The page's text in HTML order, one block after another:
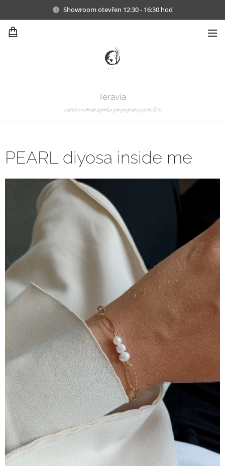
Showroom otevřen 12:30 - 16:30 hod
Terāvia
ručně tvořené šperky propojené s přírodou
PEARL diyosa inside me